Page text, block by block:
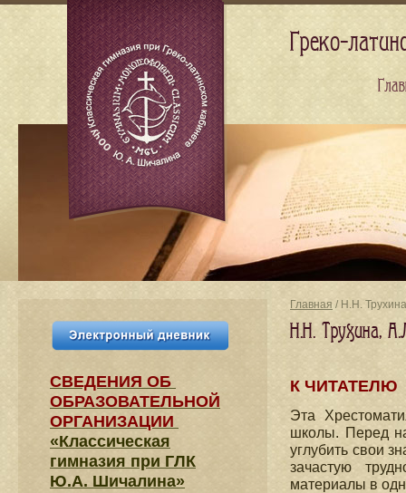
Главная / Н.Н.
Н.Н. Трухина,
К ЧИТАТЕЛЮ
Эта
школы. Перед
углубить свои
зачастую
материалы в
СВЕДЕНИЯ​ ОБ
ОБРАЗОВАТЕЛЬНОЙ
ОРГАНИЗАЦИИ
«Классическая
гимназия при ГЛК
Ю.А. Шичалина»
Греко-